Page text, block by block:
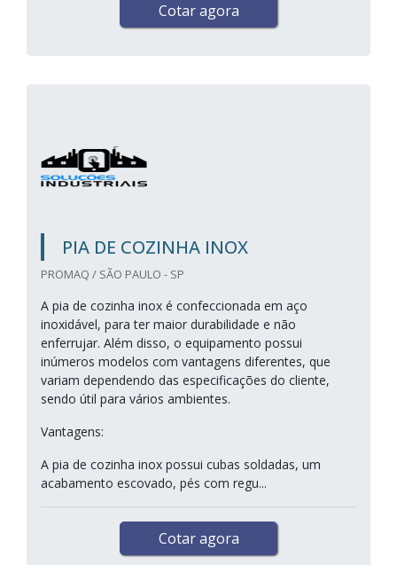
Cotar agora
PIA DE COZINHA INOX
PROMAQ / SÃO PAULO - SP
A pia de cozinha inox é confeccionada em aço
inoxidável, para ter maior durabilidade e não
enferrujar. Além disso, o equipamento possui
inúmeros modelos com vantagens diferentes, que
variam dependendo das especificações do cliente,
sendo útil para vários ambientes.
Vantagens:
A pia de cozinha inox possui cubas soldadas, um
acabamento escovado, pés com regu...
Cotar agora